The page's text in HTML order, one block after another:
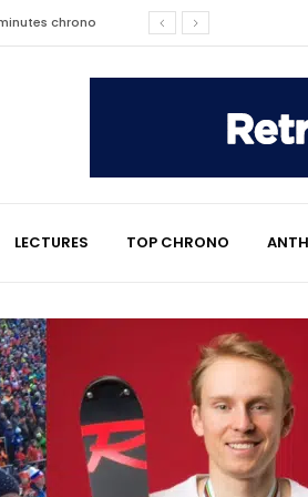
chrono
le témoignage émouvant de
chrono
divisent déjà la
LECTURES TOP CHRONO